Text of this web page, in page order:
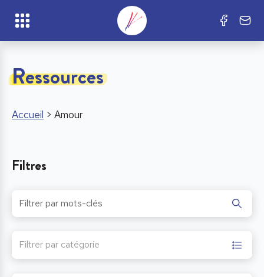
Ressources
Accueil > Amour
Filtres
Filtrer par catégorie